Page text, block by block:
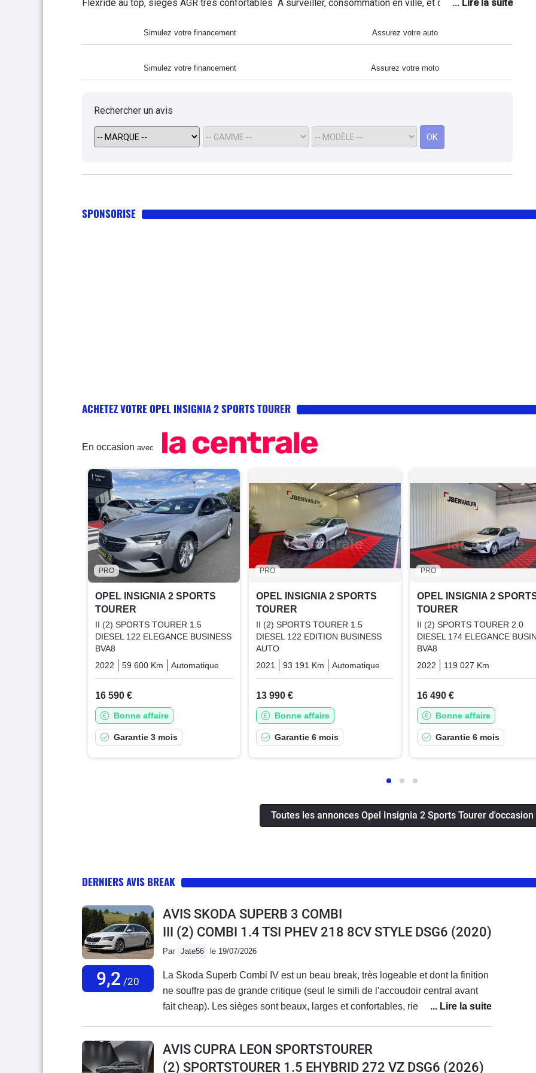
Flexride au top, sièges AGR très confortables À surveiller, consommation en ville, et diamètre de
53.000km en 1 an, et aucun problème moteur/mécanique à signaler.
Simulez votre financement Assurez votre auto
Simulez votre financement Assurez votre moto
Rechercher un avis
OK
SPONSORISE
ACHETEZ VOTRE OPEL INSIGNIA 2 SPORTS TOURER
En occasion avec
PRO
OPEL INSIGNIA 2 SPORTS
TOURER
II (2) SPORTS TOURER 1.5
DIESEL 122 ELEGANCE BUSINESS
BVA8
2022
59 600 Km Automatique
16 590 €
Bonne affaire
Garantie 3 mois
PRO
OPEL INSIGNIA 2 SPORTS
TOURER
II (2) SPORTS TOURER 1.5
DIESEL 122 EDITION BUSINESS
AUTO
2021
93 191 Km Automatique
13 990 €
Bonne affaire
Garantie 6 mois
PRO
OPEL INSIGNIA 2
TOURER
II (2) SPORTS TOURER 2.0
DIESEL 174 ELEGANCE
BVA8
2022
119 027 Km
16 490 €
Bonne affaire
Garantie 6 mois
Toutes les annonces Opel Insignia 2 Sports Tourer d'occasion
DERNIERS AVIS BREAK
9,2 /20
AVIS SKODA SUPERB 3 COMBI
III (2) COMBI 1.4 TSI PHEV 218 8CV STYLE DSG6 (2020)
Par Jate56 le 19/07/2026
La Skoda Superb Combi IV est un beau break, très logeable et dont la finition
ne souffre pas de grande critique (seul le simili de l'accoudoir central avant
fait cheap). Les sièges sont beaux, larges et confortables, rien à redire. les
logeable, c'est un break à l'ancienne de ce point de vue. En rabattant la
banquette arrière la place est géante et on peut transporter des objets très
AVIS CUPRA LEON SPORTSTOURER
(2) SPORTSTOURER 1.5 EHYBRID 272 VZ DSG6 (2026)